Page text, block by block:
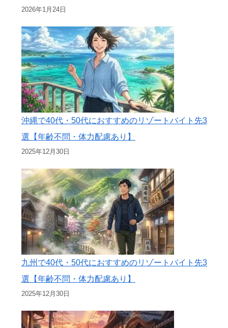
2026年1月24日
沖縄で40代・50代におすすめのリゾートバイト先3
選【年齢不問・体力配慮あり】
2025年12月30日
九州で40代・50代におすすめのリゾートバイト先3
選【年齢不問・体力配慮あり】
2025年12月30日